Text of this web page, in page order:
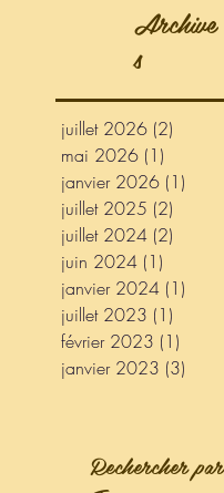
Archive
s
juillet 2026 (2)
mai 2026 (1)
janvier 2026 (1)
juillet 2025 (2)
juillet 2024 (2)
juin 2024 (1)
janvier 2024 (1)
juillet 2023 (1)
février 2023 (1)
janvier 2023 (3)
Rechercher par